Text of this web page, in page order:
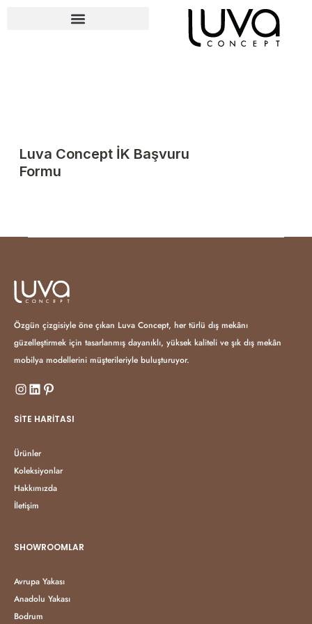
Özgün çizgisiyle öne çıkan Luva Concept, her türlü dış mekânı
güzelleştirmek için tasarlanmış dayanıklı, yüksek kaliteli ve şık dış mekân
mobilya modellerini müşterileriyle buluşturuyor.
SITE HARITASI
Ürünler
Koleksiyonlar
Hakkımızda
İletişim
SHOWROOMLAR
Avrupa Yakası
Anadolu Yakası
Bodrum